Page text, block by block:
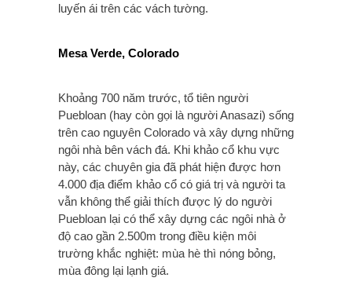
luyến ái trên các vách tường.
Mesa Verde, Colorado
Khoảng 700 năm trước, tổ tiên người
Puebloan (hay còn gọi là người Anasazi) sống
trên cao nguyên Colorado và xây dựng những
ngôi nhà bên vách đá. Khi khảo cổ khu vực
này, các chuyên gia đã phát hiện được hơn
4.000 địa điểm khảo cổ có giá trị và người ta
vẫn không thể giải thích được lý do người
Puebloan lại có thể xây dựng các ngôi nhà ở
độ cao gần 2.500m trong điều kiện môi
trường khắc nghiệt: mùa hè thì nóng bỏng,
mùa đông lại lạnh giá.